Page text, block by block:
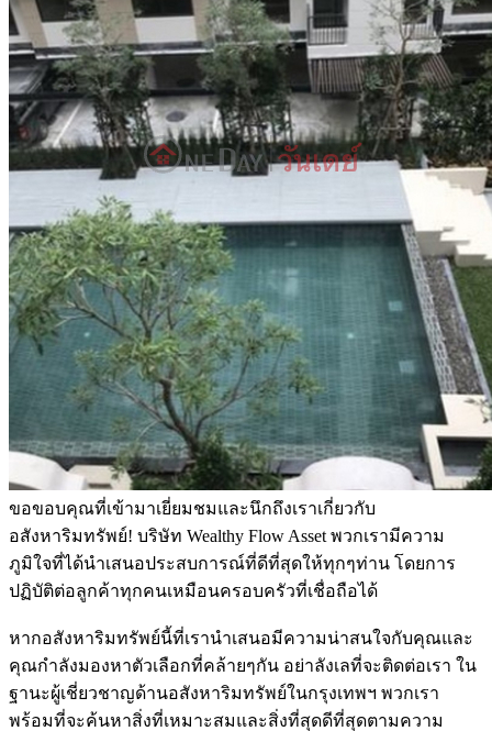
ขอขอบคุณที่เข้ามาเยี่ยมชมและนึกถึงเราเกี่ยวกับ
อสังหาริมทรัพย์! บริษัท Wealthy Flow Asset พวกเรามีความ
ภูมิใจที่ได้นำเสนอประสบการณ์ที่ดีที่สุดให้ทุกๆท่าน โดยการ
ปฏิบัติต่อลูกค้าทุกคนเหมือนครอบครัวที่เชื่อถือได้
หากอสังหาริมทรัพย์นี้ที่เรานำเสนอมีความน่าสนใจกับคุณและ
คุณกำลังมองหาตัวเลือกที่คล้ายๆกัน อย่าลังเลที่จะติดต่อเรา ใน
ฐานะผู้เชี่ยวชาญด้านอสังหาริมทรัพย์ในกรุงเทพฯ พวกเรา
พร้อมที่จะค้นหาสิ่งที่เหมาะสมและสิ่งที่สุดดีที่สุดตามความ